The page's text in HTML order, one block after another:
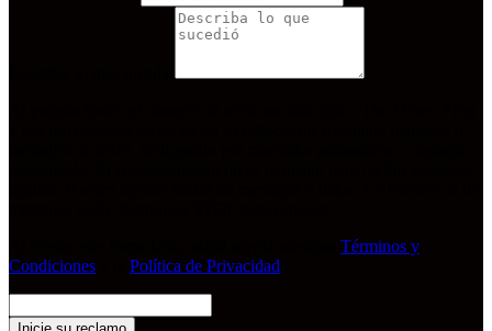
Términos y
Condiciones
Política de Privacidad